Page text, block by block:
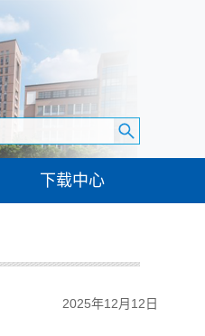
下载中心
2025年12月12日